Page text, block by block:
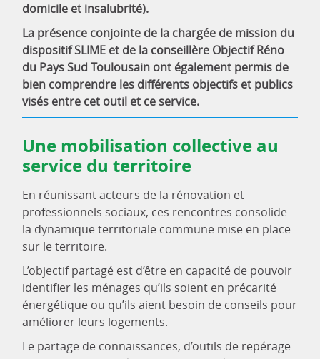
domicile et insalubrité).
La présence conjointe de la chargée de mission du
dispositif SLIME et de la conseillère Objectif Réno
du Pays Sud Toulousain ont également permis de
bien comprendre les différents objectifs et publics
visés entre cet outil et ce service.
Une mobilisation collective au
service du territoire
En réunissant acteurs de la rénovation et
professionnels sociaux, ces rencontres consolide
la dynamique territoriale commune mise en place
sur le territoire.
L’objectif partagé est d’être en capacité de pouvoir
identifier les ménages qu’ils soient en précarité
énergétique ou qu’ils aient besoin de conseils pour
améliorer leurs logements.
Le partage de connaissances, d’outils de repérage